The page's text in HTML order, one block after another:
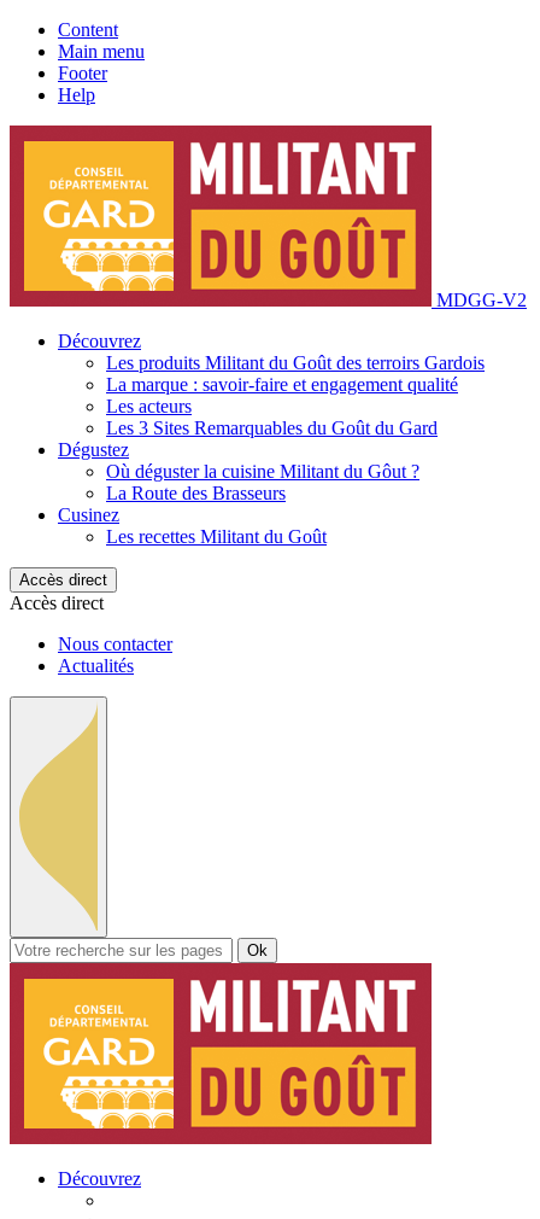
Content
Main menu
Footer
Help
MDGG-V2
Découvrez
Les produits Militant du Goût des terroirs Gardois
La marque : savoir-faire et engagement qualité
Les acteurs
Les 3 Sites Remarquables du Goût du Gard
Dégustez
Où déguster la cuisine Militant du Gôut ?
La Route des Brasseurs
Cusinez
Les recettes Militant du Goût
Accès direct
Accès direct
Nous contacter
Actualités
Ok
Découvrez